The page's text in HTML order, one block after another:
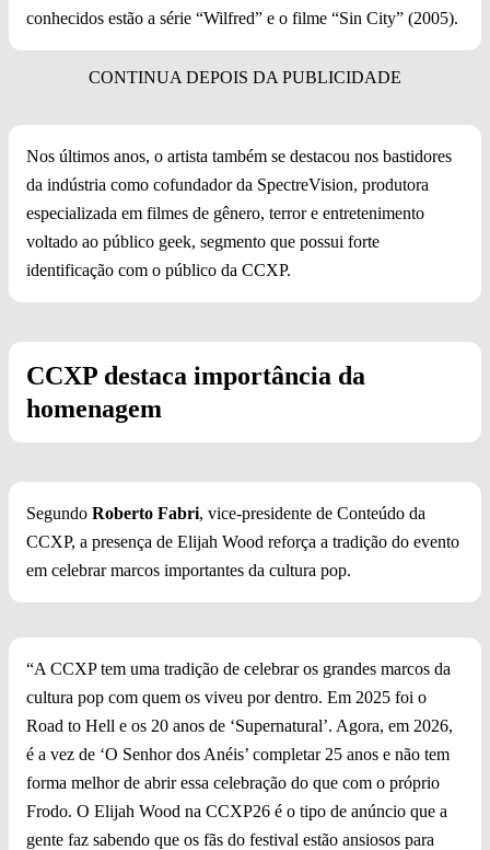
conhecidos estão a série “Wilfred” e o filme “Sin City” (2005).
Nos últimos anos, o artista também se destacou nos bastidores
da indústria como cofundador da SpectreVision, produtora
especializada em filmes de gênero, terror e entretenimento
voltado ao público geek, segmento que possui forte
identificação com o público da CCXP.
CCXP destaca importância da
homenagem
Segundo Roberto Fabri, vice-presidente de Conteúdo da
CCXP, a presença de Elijah Wood reforça a tradição do evento
em celebrar marcos importantes da cultura pop.
“A CCXP tem uma tradição de celebrar os grandes marcos da
cultura pop com quem os viveu por dentro. Em 2025 foi o
Road to Hell e os 20 anos de ‘Supernatural’. Agora, em 2026,
é a vez de ‘O Senhor dos Anéis’ completar 25 anos e não tem
forma melhor de abrir essa celebração do que com o próprio
Frodo. O Elijah Wood na CCXP26 é o tipo de anúncio que a
gente faz sabendo que os fãs do festival estão ansiosos para